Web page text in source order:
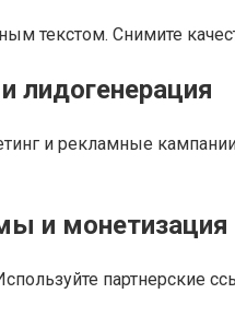
текстом. Снимите
лидогенерация
и рекламные
и монетизация
партнерские